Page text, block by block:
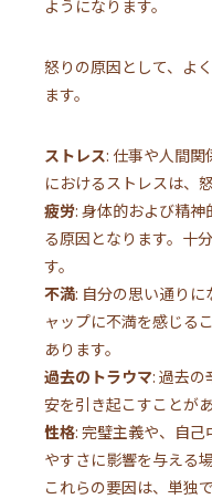
ようになります。
怒りの原因として、よ
ます。
ストレス: 仕事や人間
におけるストレスは、
疲労: 身体的および精
る原因となります。十
す。
不満: 自分の思い通り
ャップに不満を感じる
あります。
過去のトラウマ: 過去
安を引き起こすことがあ
性格: 完璧主義や、自
やすさに影響を与える
これらの要因は、単独